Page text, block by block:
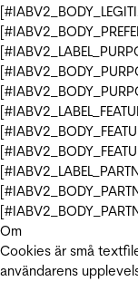
Om
Cookies är små
användarens